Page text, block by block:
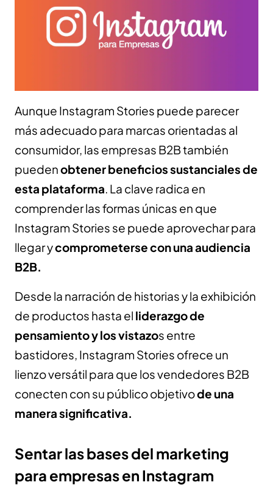
Aunque Instagram Stories puede parecer
más adecuado para marcas orientadas al
consumidor, las empresas B2B también
puedenobtener beneficios sustanciales de
esta plataforma. La clave radica en
comprender las formas únicas en que
Instagram Stories se puede aprovechar para
llegar ycomprometerse con una audiencia
B2B.
Desde la narración de historias y la exhibición
de productos hasta el liderazgo de
pensamiento y los vistazos entre
bastidores, Instagram Stories ofrece un
lienzo versátil para que los vendedores B2B
conecten con su público objetivode una
manera significativa.
Sentar las bases del marketing
para empresas en Instagram